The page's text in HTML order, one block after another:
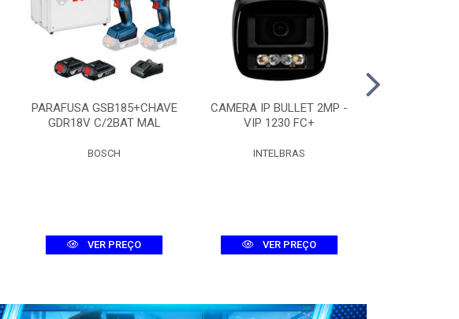
PARAFUSA GSB185+CHAVE
GDR18V C/2BAT MAL
BOSCH
VER PREÇO
CAMERA IP BULLET 2MP -
VIP 1230 FC+
INTELBRAS
VER PREÇO